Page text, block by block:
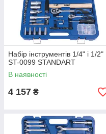
Набір інструментів 1/4" і 1/2"
ST-0099 STANDART
В наявності
4 157 ₴